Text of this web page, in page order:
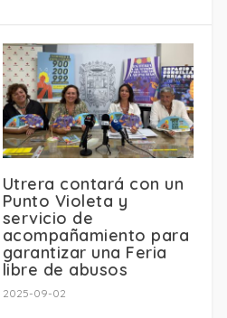
Utrera contará con un
Punto Violeta y
servicio de
acompañamiento para
garantizar una Feria
libre de abusos
2025-09-02